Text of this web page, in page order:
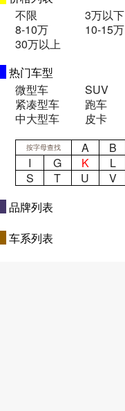
不限
3万以下
8-10万
10-15万
30万以上
热门车型
微型车
SUV
紧凑型车
跑车
中大型车
皮卡
按字母查找 A B
I
G K L
S
T U V
品牌列表
车系列表